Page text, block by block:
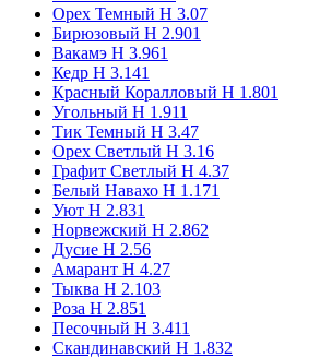
LW 013 Larche Pullex Plus-Lasur
LW 014 Kiefer Pullex 3in1 Lasur
LW 014 Kiefer Pullex High-Tech
LW 014 Kiefer Pullex Objekt-Lasur
LW 014 Kiefer Pullex Plus-Lasur
LW 023 Nuss Pullex 3in1 Lasur
Орех Темный Н 3.07
Бирюзовый H 2.901
Вакамэ H 3.961
Кедр Н 3.141
Красный Коралловый H 1.801
Угольный H 1.911
Тик Темный Н 3.47
Орех Светлый Н 3.16
Графит Светлый H 4.37
Белый Навахо Н 1.171
Уют H 2.831
Норвежский H 2.862
Дусие Н 2.56
Амарант H 4.27
Тыква H 2.103
Роза Н 2.851
Песочный Н 3.411
Скандинавский H 1.832